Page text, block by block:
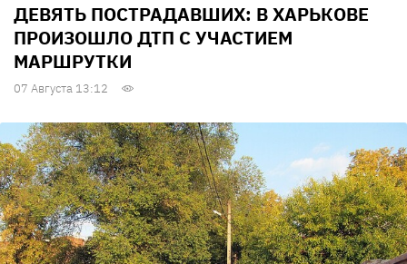
ДЕВЯТЬ ПОСТРАДАВШИХ: В ХАРЬКОВЕ
ПРОИЗОШЛО ДТП С УЧАСТИЕМ
МАРШРУТКИ
07 Августа 13:12